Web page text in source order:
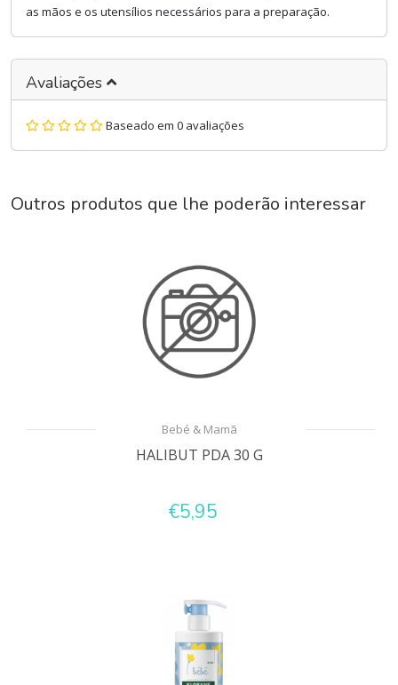
as mãos e os utensílios necessários para a preparação.
Avaliações
Baseado em 0 avaliações
Outros produtos que lhe poderão interessar
Bebé & Mamã
HALIBUT PDA 30 G
€5,95